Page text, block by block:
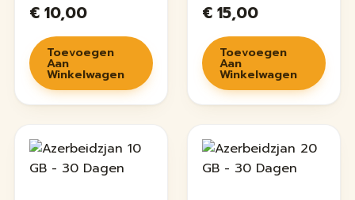
€ 10,00
Toevoegen
Aan
Winkelwagen
€ 15,00
Toevoegen
Aan
Winkelwagen